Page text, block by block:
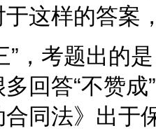
这样的答案
”，考题出的
回答“不赞
同法》出于